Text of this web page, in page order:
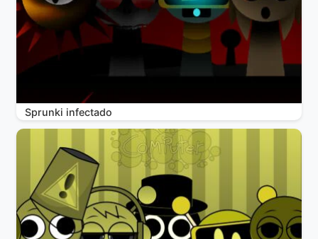
Sprunki infectado